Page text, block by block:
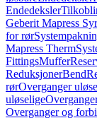
Endedeksler
Geberit Mapress
for rør
Mapress Therm
FittingsMuffer
ReduksjonerBend
rørOverganger
uløselige
Overganger og